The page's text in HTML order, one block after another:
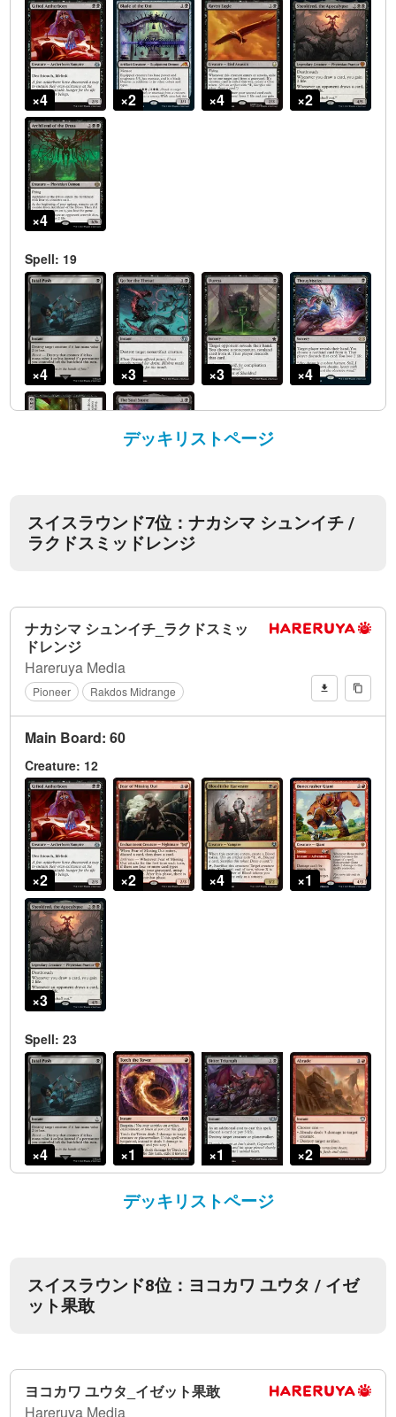
デッキリストページ
スイスラウンド7位：ナカシマ シュンイチ /
ラクドスミッドレンジ
デッキリストページ
スイスラウンド8位：ヨコカワ ユウタ / イゼ
ット果敢